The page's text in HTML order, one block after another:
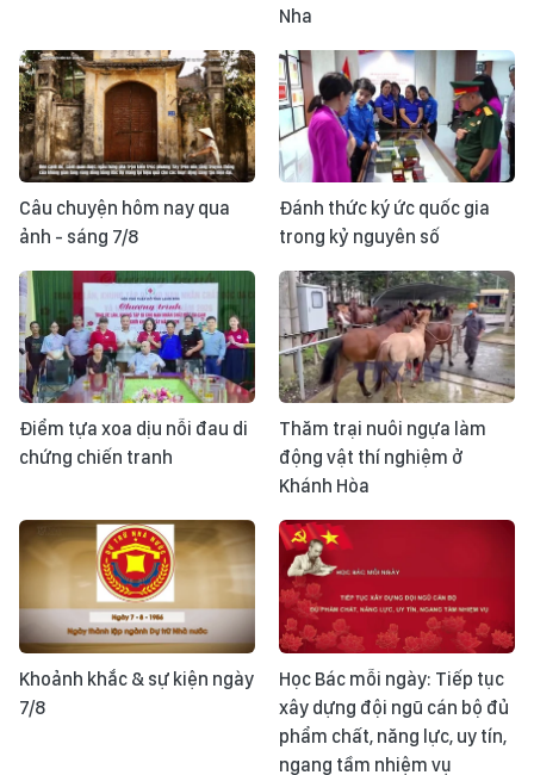
Nha
Câu chuyện hôm nay qua
ảnh - sáng 7/8
Đánh thức ký ức quốc gia
trong kỷ nguyên số
Điểm tựa xoa dịu nỗi đau di
chứng chiến tranh
Thăm trại nuôi ngựa làm
động vật thí nghiệm ở
Khánh Hòa
Khoảnh khắc & sự kiện ngày
7/8
Học Bác mỗi ngày: Tiếp tục
xây dựng đội ngũ cán bộ đủ
phẩm chất, năng lực, uy tín,
ngang tầm nhiệm vụ